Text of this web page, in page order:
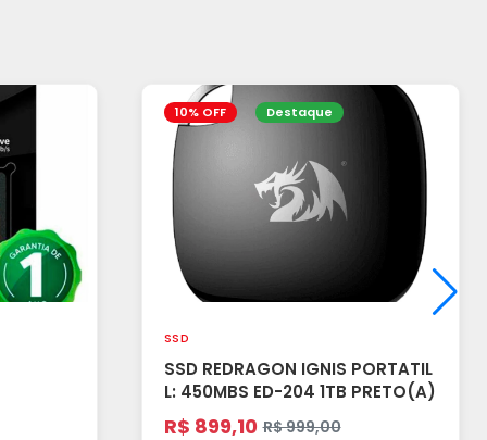
10% OFF Destaque
SSD
SSD REDRAGON IGNIS PORTATIL
L: 450MBS ED-204 1TB PRETO(A)
R$ 899,10 R$ 999,00